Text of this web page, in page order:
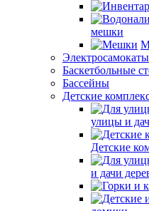
мешки
Электросамокаты
Баскетбольные
Бассейны
Детские
улицы и
Детские
и дачи